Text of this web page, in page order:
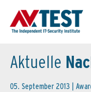
Aktuelle
05. September 2013 |